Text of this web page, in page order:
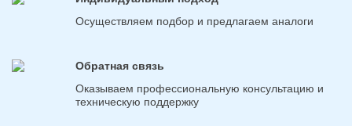
Осуществляем подбор и предлагаем аналоги
Обратная связь
Оказываем профессиональную консультацию и
техническую поддержку